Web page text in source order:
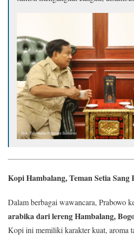
Kopi Hambalang, Teman Setia Sang
Dalam berbagai wawancara, Prabowo
arabika dari lereng Hambalang,
Kopi ini memiliki karakter kuat, aroma